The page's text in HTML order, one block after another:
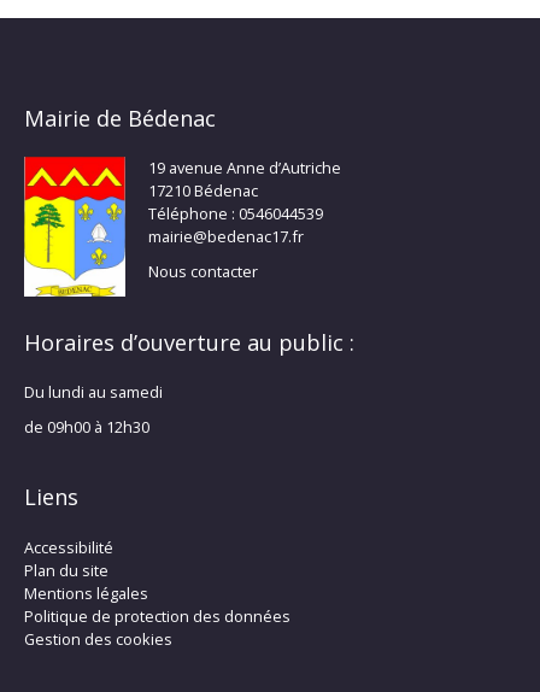
Mairie de Bédenac
19 avenue Anne d’Autriche
17210 Bédenac
Téléphone : 0546044539
mairie@bedenac17.fr
Nous contacter
Horaires d’ouverture au public :
Du lundi au samedi
de 09h00 à 12h30
Liens
Accessibilité
Plan du site
Mentions légales
Politique de protection des données
Gestion des cookies